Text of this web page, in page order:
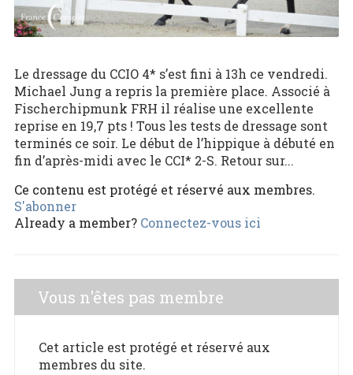
Le dressage du CCIO 4* s’est fini à 13h ce vendredi.
Michael Jung a repris la première place. Associé à
Fischerchipmunk FRH il réalise une excellente
reprise en 19,7 pts ! Tous les tests de dressage sont
terminés ce soir. Le début de l’hippique à débuté en
fin d’après-midi avec le CCI* 2-S. Retour sur...
Ce contenu est protégé et réservé aux membres.
S'abonner
Already a member? Connectez-vous ici
Vous n'êtes pas membre
Cet article est protégé et réservé aux
membres du site.